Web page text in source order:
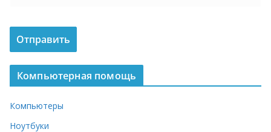
Компьютерная помощь
Компьютеры
Ноутбуки